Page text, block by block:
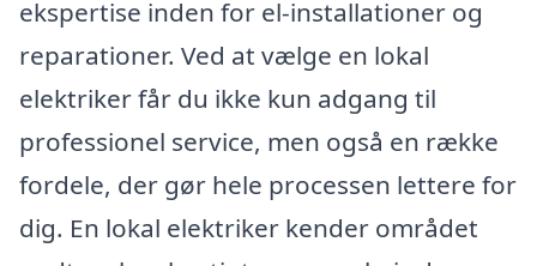
ekspertise inden for el-installationer og
reparationer. Ved at vælge en lokal
elektriker får du ikke kun adgang til
professionel service, men også en række
fordele, der gør hele processen lettere for
dig. En lokal elektriker kender området